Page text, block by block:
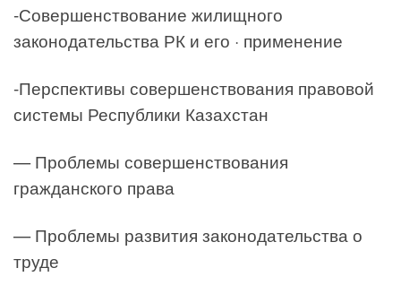
-Совершенствование жилищного
законодательства РК и его · применение
-Перспективы совершенствования правовой
системы Республики Казахстан
— Проблемы совершенствования
гражданского права
— Проблемы развития законодательства о
труде